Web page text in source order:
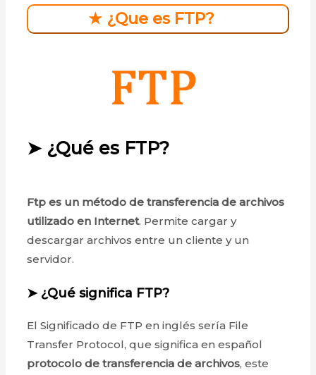
★ ¿Que es FTP?
➤ ¿Qué es FTP?
Ftp es un método de transferencia de archivos
utilizado en Internet. Permite cargar y
descargar archivos entre un cliente y un
servidor.
➤ ¿Qué significa FTP?
El Significado de FTP en inglés sería File
Transfer Protocol, que significa en español
protocolo de transferencia de archivos, este